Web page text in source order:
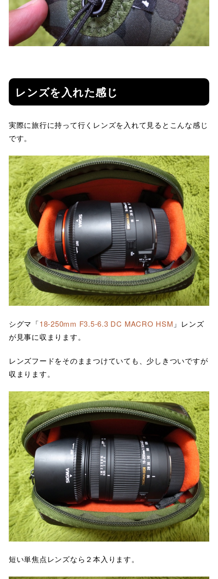
レンズを入れた感じ
実際に旅行に持って行くレンズを入れて見るとこんな感じ
です。
シグマ「18-250mm F3.5-6.3 DC MACRO HSM 」レンズ
が見事に収まります。
レンズフードをそのままつけていても、少しきついですが
収まります。
短い単焦点レンズなら２本入ります。